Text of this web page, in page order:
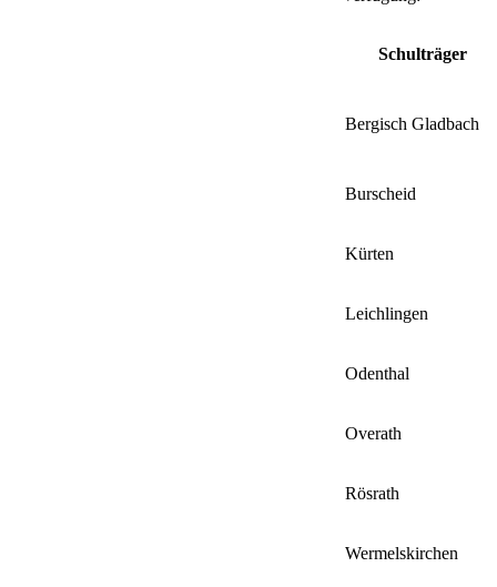
Schulträger
Bergisch Gladbach
Burscheid
Kürten
Leichlingen
Odenthal
Overath
Rösrath
Wermelskirchen